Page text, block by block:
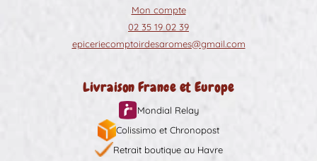
Mon compte
02 35 19 02 39
epiceriecomptoirdesaromes@gmail.com
Livraison France et Europe
Mondial Relay
Colissimo et Chronopost
Retrait boutique au Havre